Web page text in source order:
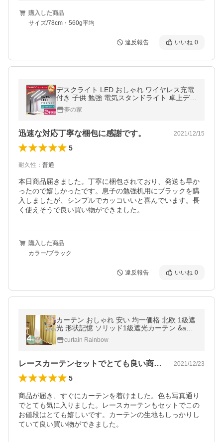
購入した商品
サイズ/78cm・560g平均
違反報告 いいね 0
デスクライト LED おしゃれ ワイヤレス充電
付き 子供 勉強 電気スタンドライト 卓上デス
クライト 明るさ調整 5段階調色 10段階調光
折り畳み式 テーブルスタンド
夢の家
迅速な対応丁寧な梱包に感謝です。 2021/12/15
5
耐久性 ： 普通
本日商品届きました。丁寧に梱包されており、発送も早か
ったので嬉しかったです。息子の勉強机用にブラックを購
入しましたが、シンプルでカッコいいと喜んでいます。長
く使えそうで良い買い物ができました。
購入した商品
カラー/ブラック
違反報告 いいね 0
カーテン おしゃれ 安い 均一価格 北欧 1級遮
光 形状記憶 ソリッド1級遮光カーテン &am
p; レースカーテン４枚組 UVカット ミラー 2
4色curtain Rainbow
レースカーテンセットでとても良い商品です 2021/12/23
5
商品が届き、すぐにカーテンを着けました。色も写真通り
でとても気に入りました。レースカーテンもセットでこの
お値段はとても嬉しいです。カーテンの生地もしっかりし
ていて良い買い物ができました。